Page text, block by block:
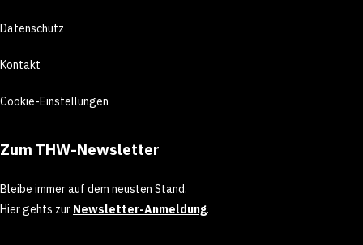
Datenschutz
Kontakt
Cookie-Einstellungen
Zum THW-Newsletter
Bleibe immer auf dem neusten Stand.
Hier gehts zur Newsletter-Anmeldung.